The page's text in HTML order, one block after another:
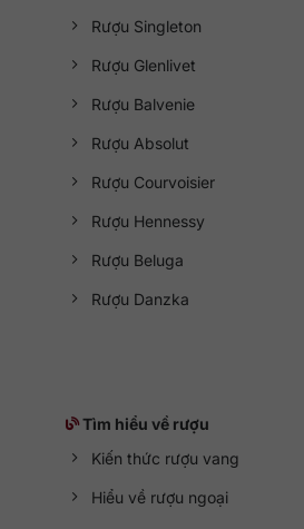
Rượu Singleton
Rượu Glenlivet
Rượu Balvenie
Rượu Absolut
Rượu Courvoisier
Rượu Hennessy
Rượu Beluga
Rượu Danzka
Tìm hiểu về rượu
Kiến thức rượu vang
Hiểu về rượu ngoại